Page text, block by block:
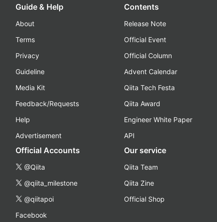
Guide & Help
About
Terms
Privacy
Guideline
Media Kit
Feedback/Requests
Help
Advertisement
Contents
Release Note
Official Event
Official Column
Advent Calendar
Qiita Tech Festa
Qiita Award
Engineer White Paper
API
Official Accounts
@Qiita
@qiita_milestone
@qiitapoi
Facebook
Our service
Qiita Team
Qiita Zine
Official Shop